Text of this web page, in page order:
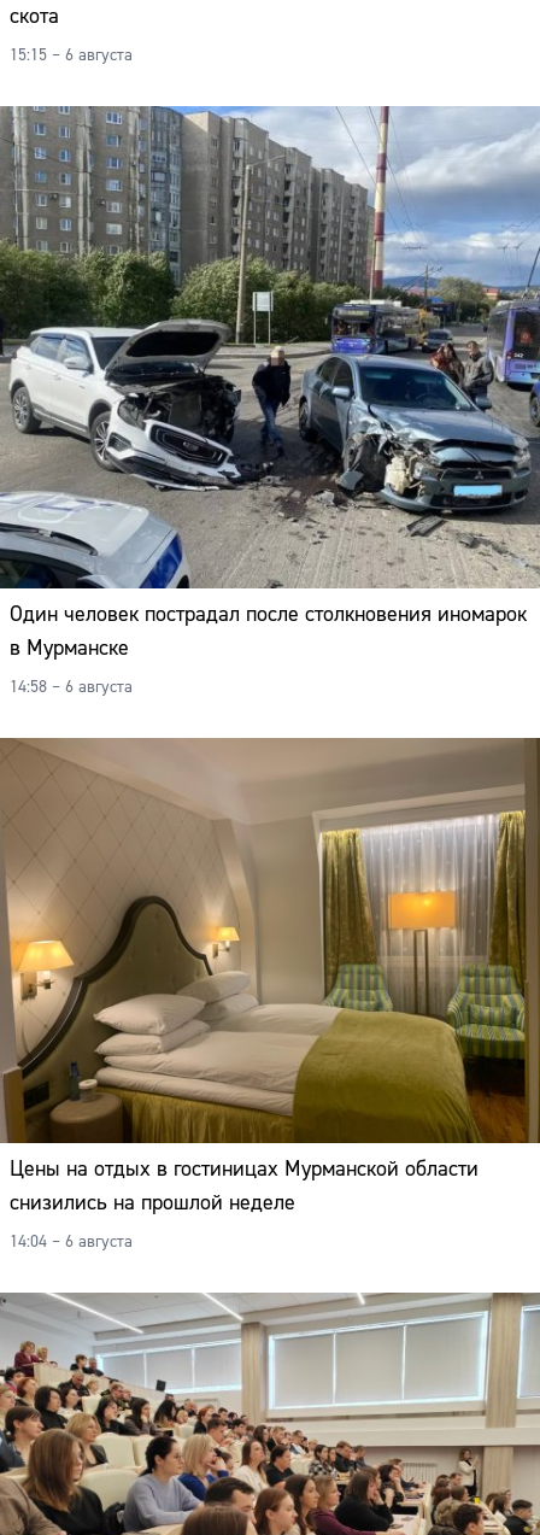
скота
15:15 – 6 августа
Один человек пострадал после столкновения иномарок
в Мурманске
14:58 – 6 августа
Цены на отдых в гостиницах Мурманской области
снизились на прошлой неделе
14:04 – 6 августа